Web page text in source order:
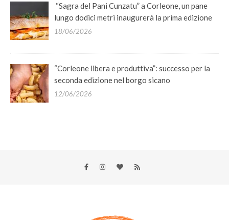
“Sagra del Pani Cunzatu” a Corleone, un pane
lungo dodici metri inaugurerà la prima edizione
18/06/2026
“Corleone libera e produttiva”: successo per la
seconda edizione nel borgo sicano
12/06/2026